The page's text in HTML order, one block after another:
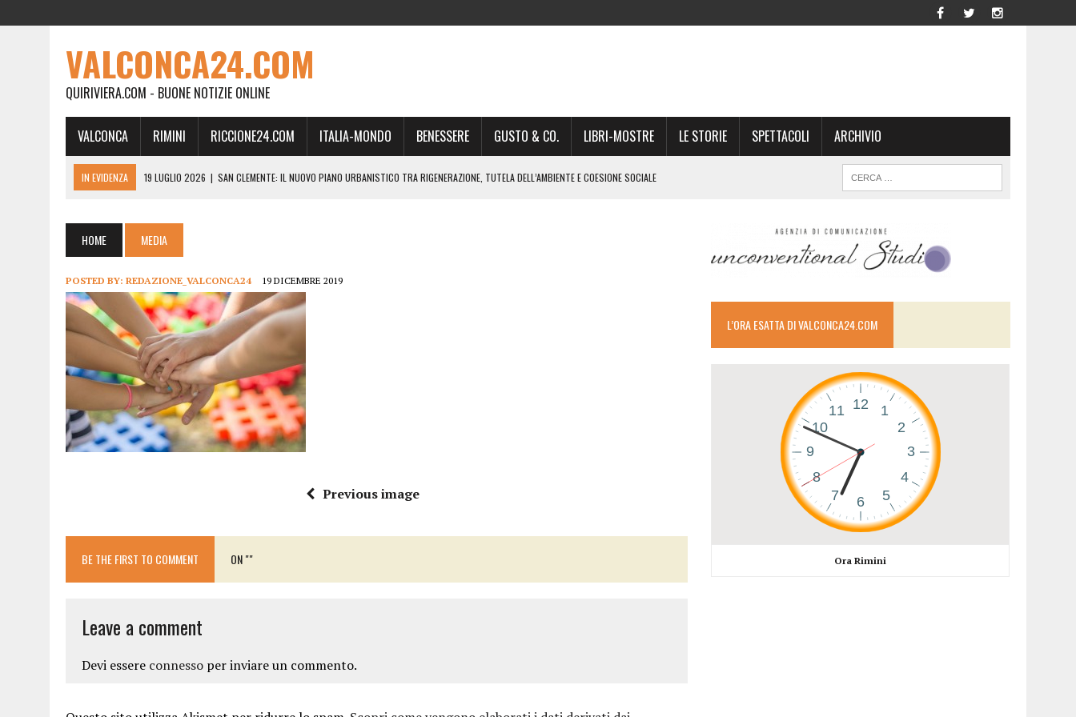
VALCONCA24.COM
QUIRIVIERA.COM - BUONE NOTIZIE ONLINE
VALCONCA RIMINI RICCIONE24.COM ITALIA-MONDO BENESSERE GUSTO & CO. LIBRI-MOSTRE LE STORIE SPETTACOLI ARCHIVIO
IN EVIDENZA 19 LUGLIO 2026 | SAN CLEMENTE: IL NUOVO PIANO URBANISTICO TRA RIGENERAZIONE, TUTELA DELL’AMBIENTE E COESIONE SOCIALE
19 FEBBRAIO 2026 | RIMINI, A IL GATTO SULL’ALBICOCCO ARRIVA ANDREA GIONCHETTI SOMMELIER DEL CALABRESE “QAFIZ”
28 GENNAIO 2026 | DOVE LA CARNE DIVENTA MEMORIA: IL CORPO, L’ORIGINE, IL RITORNO. L’OPERA DI KIROLES BOSHRA È VITA VERA
18 DICEMBRE 2025 | SAN CLEMENTE, AL VILLA ULTIMO ATTO DELLA PRIMA PARTE DI STAGIONE TEATRALE CON CLAUDIO MORICI SABATO 20
18 DICEMBRE 2025 | SAN CLEMENTE, SALA DEL CONSIGLIO INTITOLATA A GIACOMO MATTEOTTI: “VITTIMA DELLA FURIA FASCISTA”
15 DICEMBRE 2025 | PANETTONI, TORRONE E CONTRO-PANETTONE: IN VALCONCA VINCONO MARZIALI, BURESTA, BARTOLINI, BIGUCCI, TASINI
11 DICEMBRE 2025 | LA GUIDA FLOS OLEI INCORONA I “MAGNIFICI 7” DELL’EVO IN REGIONE: TRE POSTI D’ONORE TOCCANO ALLA VALCONCA
11 DICEMBRE 2025 | DANTE ALIGHIERI E L’USO DI PAPAVERINA: ECCO COME RIUSCÌ A COMPORRE TANTE OPERE COSÌ VOLUMINOSE
10 DICEMBRE 2025 | MONTESCUDO, AL TEATRO ROSASPINA PRIMA EDIZIONE DELL’ITALIAN PET FRIENDLY GALÀ IDEATO DA MARCO BONINI
A CATTOLICA APRE “RAVEN”: IL PRIMO “DRINK PLAY SHOP” DELLA REGINA VOLUTO DA FRANCESCA E NICOLAS
HOME MEDIA
POSTED BY: REDAZIONE_VALCONCA24 19 DICEMBRE 2019
Previous image
BE THE FIRST TO COMMENT ON ""
Leave a comment
Devi essere connesso per inviare un commento.
L’ORA ESATTA DI VALCONCA24.COM
Ora Rimini